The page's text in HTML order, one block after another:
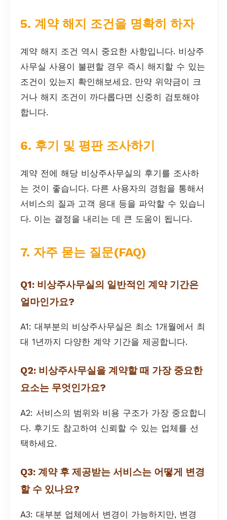
5. 계약 해지 조건을 명확히 하자
계약 해지 조건 역시 중요한 사항입니다. 비상주
사무실 사용이 불편할 경우 즉시 해지할 수 있는
조건이 있는지 확인해보세요. 만약 위약금이 크
거나 해지 조건이 까다롭다면 신중히 검토해야
합니다.
6. 후기 및 평판 조사하기
계약 전에 해당 비상주사무실의 후기를 조사하
는 것이 좋습니다. 다른 사용자의 경험을 통해서
서비스의 질과 고객 응대 등을 파악할 수 있습니
다. 이는 결정을 내리는 데 큰 도움이 됩니다.
7. 자주 묻는 질문(FAQ)
Q1: 비상주사무실의 일반적인 계약 기간은
얼마인가요?
A1: 대부분의 비상주사무실은 최소 1개월에서 최
대 1년까지 다양한 계약 기간을 제공합니다.
Q2: 비상주사무실을 계약할 때 가장 중요한
요소는 무엇인가요?
A2: 서비스의 범위와 비용 구조가 가장 중요합니
다. 후기도 참고하여 신뢰할 수 있는 업체를 선
택하세요.
Q3: 계약 후 제공받는 서비스는 어떻게 변경
할 수 있나요?
A3: 대부분 업체에서 변경이 가능하지만, 변경